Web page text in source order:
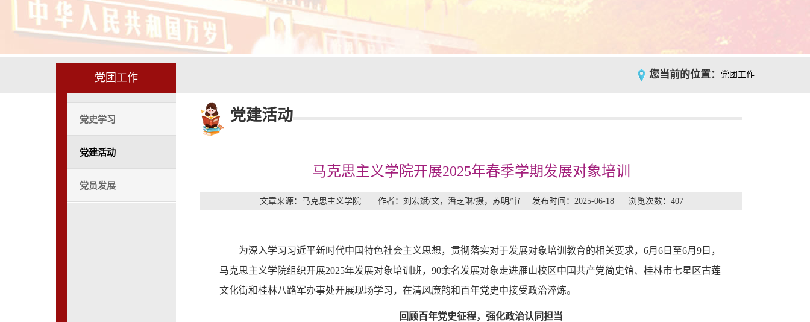
党团工作 您当前的位置： 党团工作
党史学习
党建活动
党员发展
党建活动
马克思主义学院开展2025年春季学期发展对象培训
文章来源：马克思主义学院 作者：刘宏斌/文，潘芝琳/摄，苏明/审 发布时间：2025-06-18 浏览次数： 407
为深入学习习近平新时代中国特色社会主义思想，贯彻落实对于发展对象培训教育的相关要求，6月6日至6月9日，
马克思主义学院组织开展2025年发展对象培训班，90余名发展对象走进雁山校区中国共产党简史馆、桂林市七星区古莲
文化街和桂林八路军办事处开展现场学习，在清风廉韵和百年党史中接受政治淬炼。
回顾百年党史征程，强化政治认同担当